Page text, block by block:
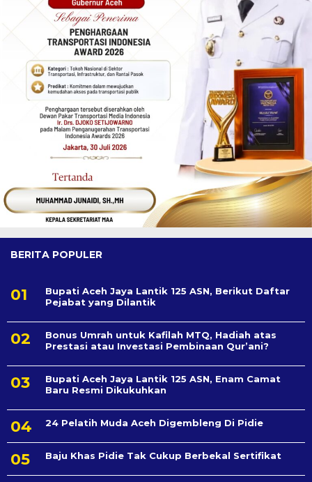
BERITA POPULER
Bupati Aceh Jaya Lantik 125 ASN, Berikut Daftar
Pejabat yang Dilantik
Bonus Umrah untuk Kafilah MTQ, Hadiah atas
Prestasi atau Investasi Pembinaan Qur’ani?
Bupati Aceh Jaya Lantik 125 ASN, Enam Camat
Baru Resmi Dikukuhkan
24 Pelatih Muda Aceh Digembleng Di Pidie
Baju Khas Pidie Tak Cukup Berbekal Sertifikat